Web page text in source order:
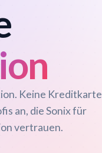
Keine Kreditkarte
an, die Sonix für
vertrauen.